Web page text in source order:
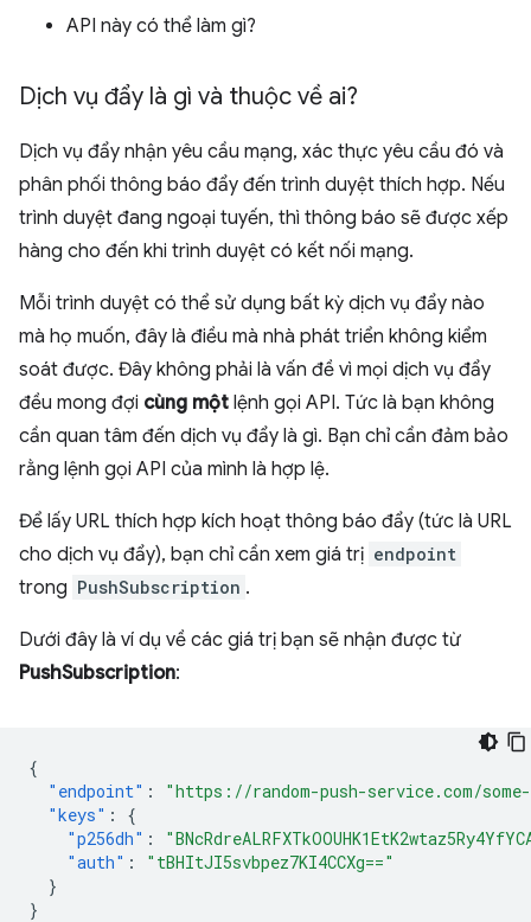
API này có thể làm gì?
Dịch vụ đẩy là gì và thuộc về ai?
Dịch vụ đẩy nhận yêu cầu mạng, xác thực yêu cầu đó và
phân phối thông báo đẩy đến trình duyệt thích hợp. Nếu
trình duyệt đang ngoại tuyến, thì thông báo sẽ được xếp
hàng cho đến khi trình duyệt có kết nối mạng.
Mỗi trình duyệt có thể sử dụng bất kỳ dịch vụ đẩy nào
mà họ muốn, đây là điều mà nhà phát triển không kiểm
soát được. Đây không phải là vấn đề vì mọi dịch vụ đẩy
đều mong đợi cùng một lệnh gọi API. Tức là bạn không
cần quan tâm đến dịch vụ đẩy là gì. Bạn chỉ cần đảm bảo
rằng lệnh gọi API của mình là hợp lệ.
Để lấy URL thích hợp kích hoạt thông báo đẩy (tức là URL
cho dịch vụ đẩy), bạn chỉ cần xem giá trị endpoint
trong PushSubscription .
Dưới đây là ví dụ về các giá trị bạn sẽ nhận được từ
PushSubscription:
{
"endpoint" :
"https://random-push-service.com/
"keys" :
{
"p256dh" :
"auth" :
"tBHItJI5svbpez7KI4CCXg=="
}
}